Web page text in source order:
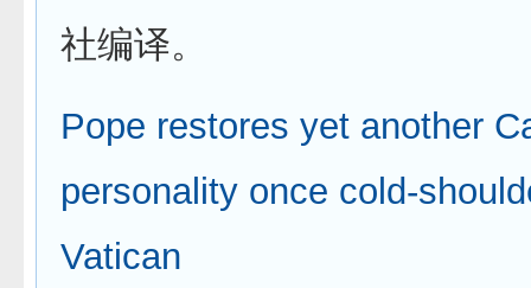
社编译。
Pope restores yet another
personality once cold-
Vatican